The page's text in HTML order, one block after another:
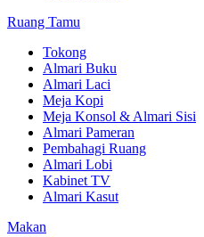
Ruang Tamu
Tokong
Almari Buku
Almari Laci
Meja Kopi
Meja Konsol & Almari Sisi
Almari Pameran
Pembahagi Ruang
Almari Lobi
Kabinet TV
Almari Kasut
Makan